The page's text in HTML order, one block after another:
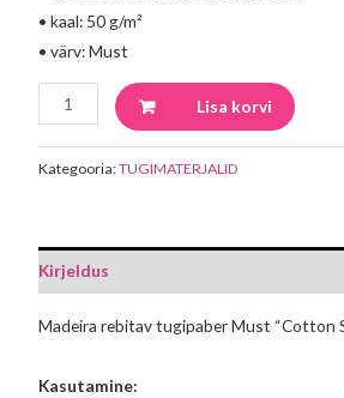
• kaal: 50 g/m²
• värv: Must
Lisa korvi
Kategooria:TUGIMATERJALID
Kirjeldus
Madeira rebitav tugipaber Must “Cotton
Kasutamine: